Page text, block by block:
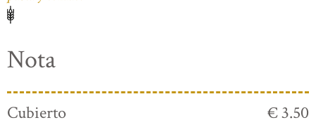
Nota
Cubierto
€ 3.50